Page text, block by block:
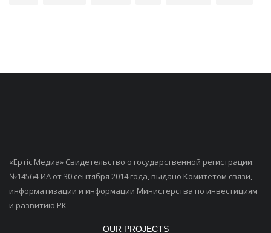
«Ертiс Медиа» Свидетельство о государственной регистрации:
№14564-ИА от 30 сентября 2014 года, выдано Комитетом связи,
информатизации и информации Министерства по инвестициям
и развитию РК
OUR PROJECTS